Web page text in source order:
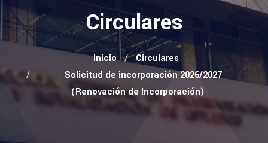
Circulares
Inicio
Circulares
Solicitud de incorporación 2026/2027
(Renovación de Incorporación)